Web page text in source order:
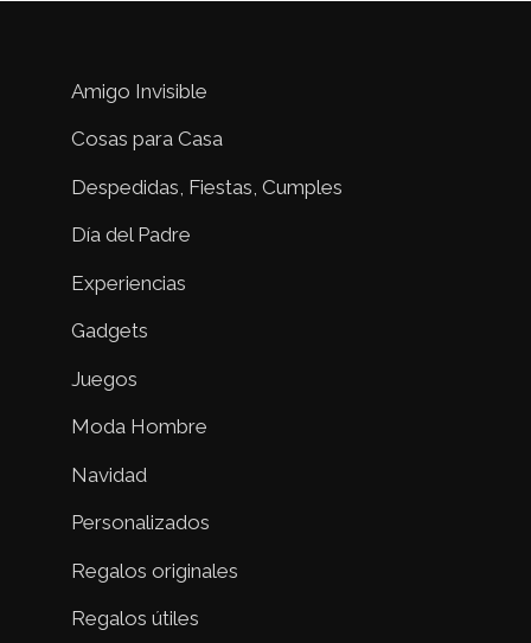
Amigo Invisible
Cosas para Casa
Despedidas, Fiestas, Cumples
Día del Padre
Experiencias
Gadgets
Juegos
Moda Hombre
Navidad
Personalizados
Regalos originales
Regalos útiles